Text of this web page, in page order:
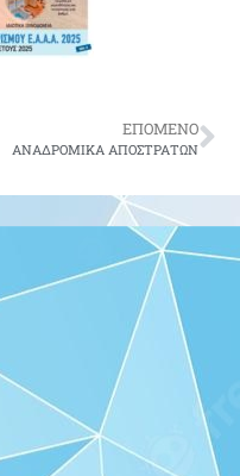
ΕΠΟΜΕΝΟ
ΑΝΑΔΡΟΜΙΚΑ ΑΠΟΣΤΡΑΤΩΝ